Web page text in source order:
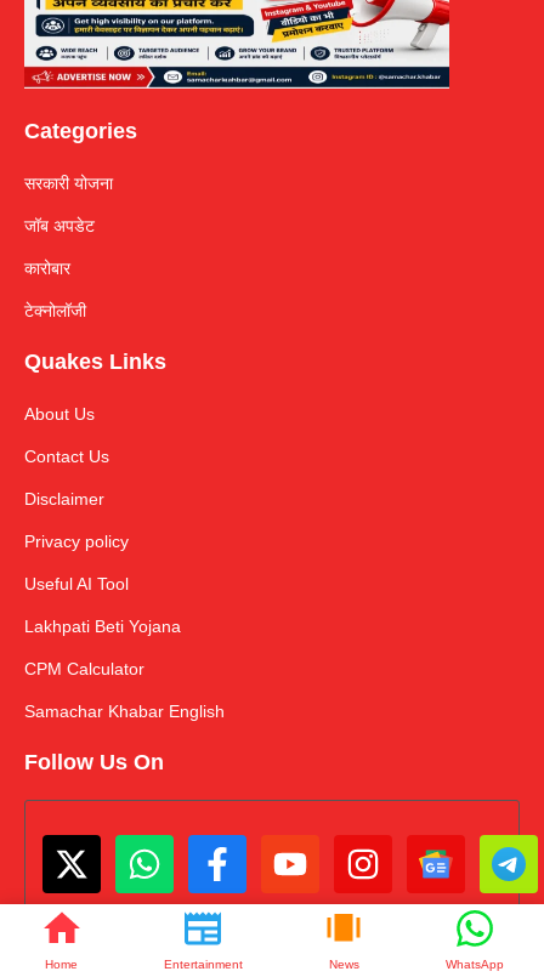
Home Entertainment News WhatsApp
Categories
सरकारी योजना
जॉब अपडेट
कारोबार
टेक्नोलॉजी
Quakes Links
About Us
Contact Us
Disclaimer
Privacy policy
Useful AI Tool
Lakhpati Beti Yojana
CPM Calculator
Samachar Khabar English
Follow Us On